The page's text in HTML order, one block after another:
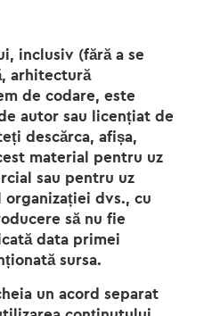
inclusiv (fără a se
arhitectură
de codare, este
autor sau licențiat de
descărca, afișa,
material pentru uz
sau pentru uz
dvs., cu
să nu fie
data primei
sursa.
un acord separat